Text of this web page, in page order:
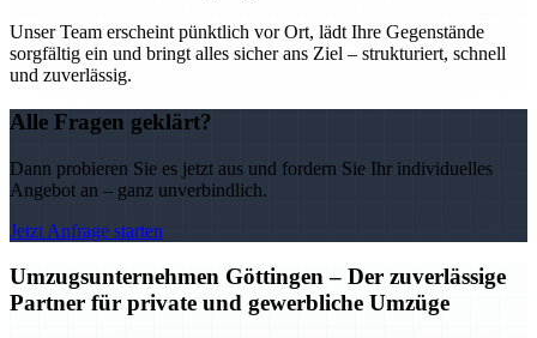
Unser Team erscheint pünktlich vor Ort, lädt Ihre Gegenstände
sorgfältig ein und bringt alles sicher ans Ziel – strukturiert, schnell
und zuverlässig.
Alle Fragen geklärt?
Dann probieren Sie es jetzt aus und fordern Sie Ihr individuelles
Angebot an – ganz unverbindlich.
Jetzt Anfrage starten
Umzugsunternehmen Göttingen – Der zuverlässige
Partner für private und gewerbliche Umzüge